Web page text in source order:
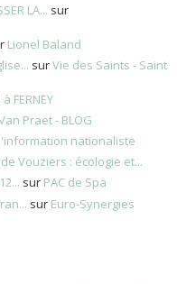
LA... sur
Lionel Baland
surVie des Saints - Saint
FERNEY
Praet - BLOG
l'information nationaliste
de Vouziers : écologie et...
sur PAC de Spa
sur Euro-Synergies